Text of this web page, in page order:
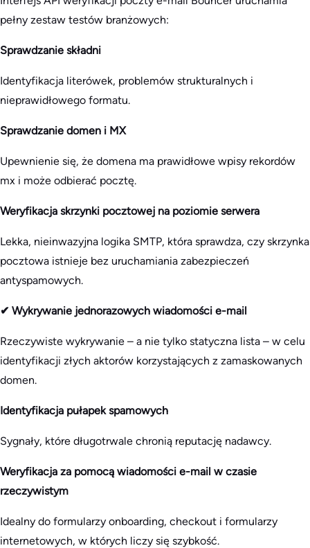
pełny zestaw testów branżowych:
Sprawdzanie składni
Identyfikacja literówek, problemów strukturalnych i
nieprawidłowego formatu.
Sprawdzanie domen i MX
Upewnienie się, że domena ma prawidłowe wpisy rekordów
mx i może odbierać pocztę.
Weryfikacja skrzynki pocztowej na poziomie serwera
Lekka, nieinwazyjna logika SMTP, która sprawdza, czy skrzynka
pocztowa istnieje bez uruchamiania zabezpieczeń
antyspamowych.
✔ Wykrywanie jednorazowych wiadomości e-mail
Rzeczywiste wykrywanie – a nie tylko statyczna lista – w celu
identyfikacji złych aktorów korzystających z zamaskowanych
domen.
Identyfikacja pułapek spamowych
Sygnały, które długotrwale chronią reputację nadawcy.
Weryfikacja za pomocą wiadomości e-mail w czasie
rzeczywistym
Idealny do formularzy onboarding, checkout i formularzy
internetowych, w których liczy się szybkość.